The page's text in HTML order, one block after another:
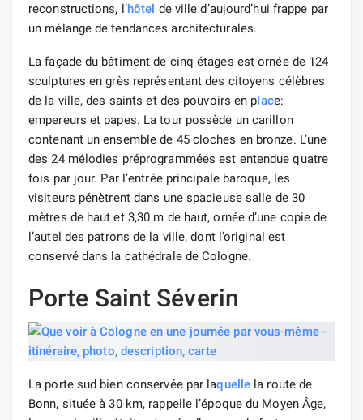
reconstructions, l’hôtel de ville d’aujourd’hui frappe par
un mélange de tendances architecturales.
La façade du bâtiment de cinq étages est ornée de 124
sculptures en grès représentant des citoyens célèbres
de la ville, des saints et des pouvoirs en place:
empereurs et papes. La tour possède un carillon
contenant un ensemble de 45 cloches en bronze. L’une
des 24 mélodies préprogrammées est entendue quatre
fois par jour. Par l’entrée principale baroque, les
visiteurs pénètrent dans une spacieuse salle de 30
mètres de haut et 3,30 m de haut, ornée d’une copie de
l’autel des patrons de la ville, dont l’original est
conservé dans la cathédrale de Cologne.
Porte Saint Séverin
La porte sud bien conservée par laquelle la route de
Bonn, située à 30 km, rappelle l’époque du Moyen Âge,